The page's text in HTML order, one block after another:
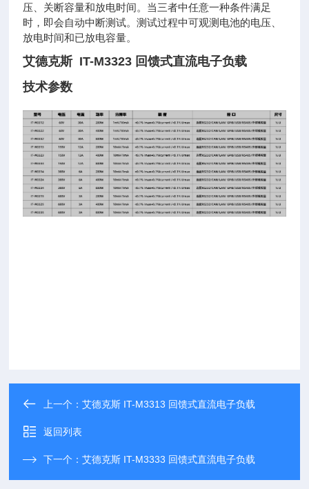
压、关断容量和放电时间。当三者中任意一种条件满足
时，即会自动中断测试。测试过程中可观测电池的电压、
放电时间和已放电容量。
艾德克斯 IT-M3323 回馈式直流电子负载
技术参数
上一个：艾德克斯 IT-M3313 回馈式直流电子负载
返回列表
下一个：艾德克斯 IT-M3333 回馈式直流电子负载